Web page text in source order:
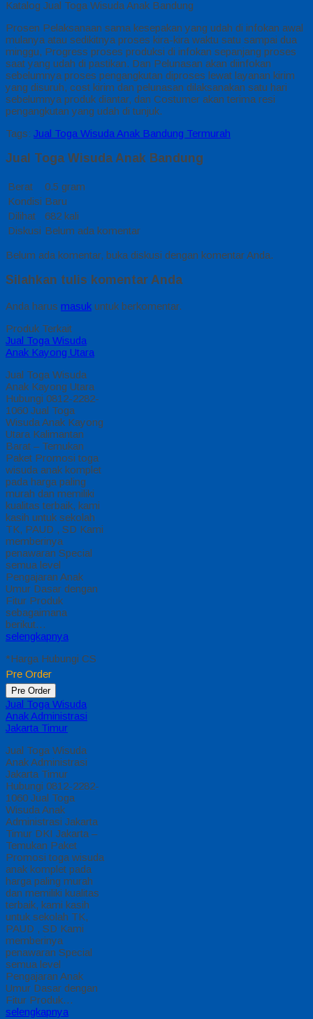
Katalog Jual Toga Wisuda Anak Bandung
Prosen Pelaksanaan sama kesepakan yang udah di infokan awal
mulanya atau sedikitnya proses kira-kira waktu satu sampai dua
minggu, Progress proses produksi di infokan sepanjang proses
saat yang udah di pastikan. Dan Pelunasan akan diinfokan
sebelumnya proses pengangkutan diproses lewat layanan kirim
yang disuruh, cost kirim dan pelunasan dilaksanakan satu hari
sebelumnya produk diantar, dan Costumer akan terima resi
pengangkutan yang udah di tunjuk.
Tags: Jual Toga Wisuda Anak Bandung Termurah
Jual Toga Wisuda Anak Bandung
Berat
0.5 gram
Kondisi Baru
Dilihat
682 kali
Diskusi Belum ada komentar
Belum ada komentar, buka diskusi dengan komentar Anda.
Silahkan tulis komentar Anda
Anda harus masuk untuk berkomentar.
Produk Terkait
Jual Toga Wisuda
Anak Kayong Utara
Jual Toga Wisuda
Anak Kayong Utara
Hubungi 0812-2282-
1060 Jual Toga
Wisuda Anak Kayong
Utara Kalimantan
Barat – Temukan
Paket Promosi toga
wisuda anak komplet
pada harga paling
murah dan memiliki
kualitas terbaik, kami
kasih untuk sekolah
TK, PAUD , SD Kami
memberinya
penawaran Special
semua level
Pengajaran Anak
Umur Dasar dengan
Fitur Produk
sebagaimana
berikut…
selengkapnya
*Harga Hubungi CS
Pre Order
Pre Order
Jual Toga Wisuda
Anak Administrasi
Jakarta Timur
Jual Toga Wisuda
Anak Administrasi
Jakarta Timur
Hubungi 0812-2282-
1060 Jual Toga
Wisuda Anak
Administrasi Jakarta
Timur DKI Jakarta –
Temukan Paket
Promosi toga wisuda
anak komplet pada
harga paling murah
dan memiliki kualitas
terbaik, kami kasih
untuk sekolah TK,
PAUD , SD Kami
memberinya
penawaran Special
semua level
Pengajaran Anak
Umur Dasar dengan
Fitur Produk…
selengkapnya